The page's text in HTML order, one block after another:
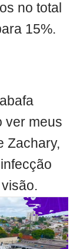
no total
15%.
ver meus
Zachary,